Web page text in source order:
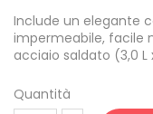
Include un elegante
impermeabile, facile
acciaio saldato (3,0 L
Quantità